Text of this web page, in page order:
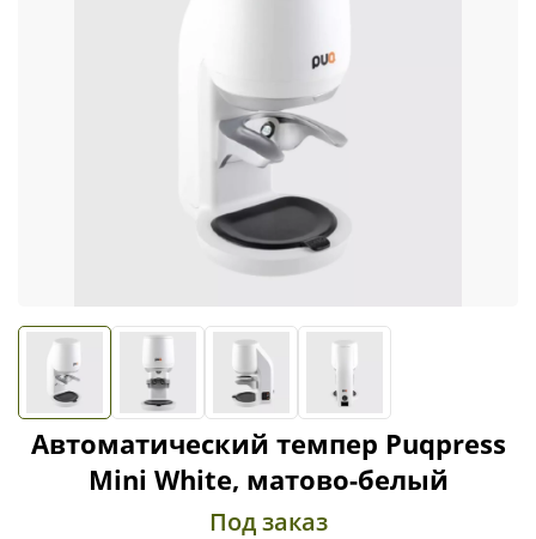
Автоматический темпер Puqpress
Mini White, матово-белый
Под заказ